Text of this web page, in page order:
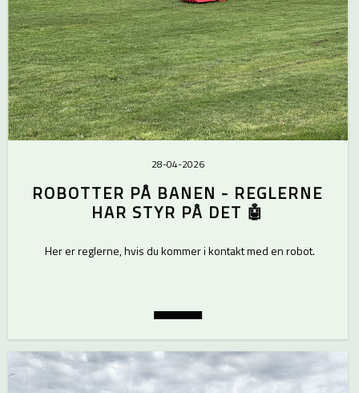
28-04-2026
ROBOTTER PÅ BANEN - REGLERNE
HAR STYR PÅ DET 🤖
Her er reglerne, hvis du kommer i kontakt med en robot.